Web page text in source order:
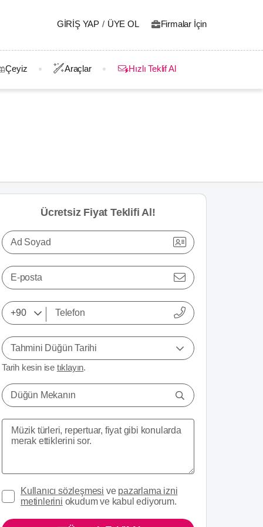
GIRIŞ YAP / ÜYE OL Firmalar İçin
Çeyiz Araçlar Hızlı Teklif Al
Ücretsiz Fiyat Teklifi Al!
Ad Soyad
E-posta
Tahmini Düğün Tarihi
Tarih kesin ise tıklayın.
Düğün Mekanın
Kullanıcı sözleşmesi ve pazarlama izni
metinlerini okudum ve kabul ediyorum.